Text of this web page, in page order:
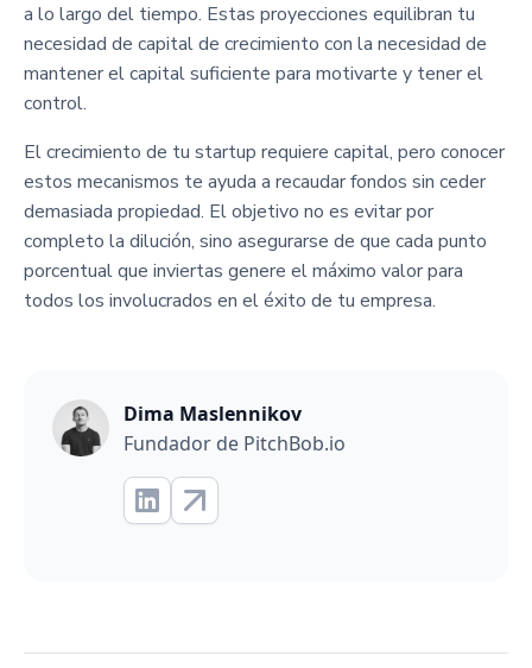
a lo largo del tiempo. Estas proyecciones equilibran tu
necesidad de capital de crecimiento con la necesidad de
mantener el capital suficiente para motivarte y tener el
control.
El crecimiento de tu startup requiere capital, pero conocer
estos mecanismos te ayuda a recaudar fondos sin ceder
demasiada propiedad. El objetivo no es evitar por
completo la dilución, sino asegurarse de que cada punto
porcentual que inviertas genere el máximo valor para
todos los involucrados en el éxito de tu empresa.
Dima Maslennikov
Fundador de PitchBob.io